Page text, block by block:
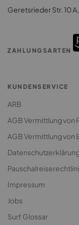
Geretsrieder Str. 10
ZAHLUNGSARTEN
KUNDENSERVICE
ARB
AGB Vermittlung von
AGB Vermittlung von
Datenschutzerklärung
Impressum
Jobs
Surf Glossar